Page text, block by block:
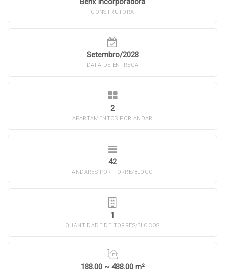
CONSTRUTORA
Setembro/2028
DATA DE ENTREGA
2
APARTAMENTOS POR ANDAR
42
ANDARES POR TORRE/BLOCO
1
QUANTIDADE DE TORRES/BLOCOS
188.00 ~ 488.00 m²